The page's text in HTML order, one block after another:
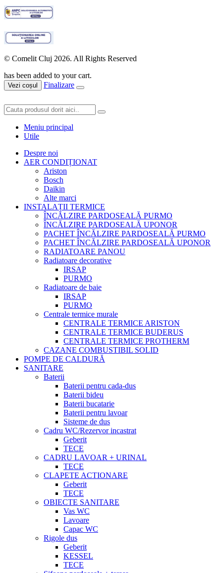
© Comelit Cluj 2026. All Rights Reserved
has been added to your cart.
Vezi coșul Finalizare
Meniu principal
Utile
Despre noi
AER CONDIȚIONAT
Ariston
Bosch
Daikin
Alte marci
INSTALAȚII TERMICE
ÎNCĂLZIRE PARDOSEALĂ PURMO
ÎNCĂLZIRE PARDOSEALĂ UPONOR
PACHET ÎNCĂLZIRE PARDOSEALĂ PURMO
PACHET ÎNCĂLZIRE PARDOSEALĂ UPONOR
RADIATOARE PANOU
Radiatoare decorative
IRSAP
PURMO
Radiatoare de baie
IRSAP
PURMO
Centrale termice murale
CENTRALE TERMICE ARISTON
CENTRALE TERMICE BUDERUS
CENTRALE TERMICE PROTHERM
CAZANE COMBUSTIBIL SOLID
POMPE DE CALDURĂ
SANITARE
Baterii
Baterii pentru cada-dus
Baterii bideu
Baterii bucatarie
Baterii pentru lavoar
Sisteme de dus
Cadru WC/Rezervor incastrat
Geberit
TECE
CADRU LAVOAR + URINAL
TECE
CLAPETE ACTIONARE
Geberit
TECE
OBIECTE SANITARE
Vas WC
Lavoare
Capac WC
Rigole dus
Geberit
KESSEL
TECE